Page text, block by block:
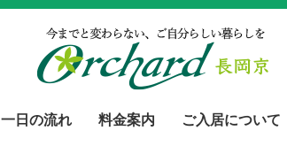
一日の流れ 料金案内 ご入居について